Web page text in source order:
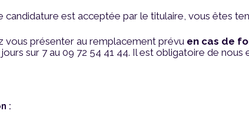
candidature est acceptée par le titulaire, vous êtes
vous présenter au remplacement prévu en cas de
sur 7 au09 72 54 41 44. Il est obligatoire de nous
: